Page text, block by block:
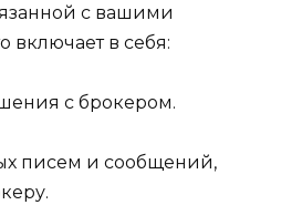
с вашими
включает в себя:
с брокером.
писем и сообщений,